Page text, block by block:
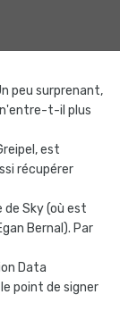
peu surprenant,
t-il plus
est
récupérer
Sky (où est
Bernal). Par
Data
point de signer